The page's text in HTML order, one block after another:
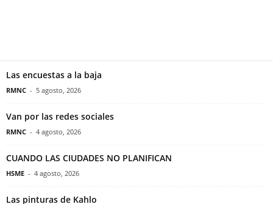
Las encuestas a la baja
RMNC - 5 agosto, 2026
Van por las redes sociales
RMNC - 4 agosto, 2026
CUANDO LAS CIUDADES NO PLANIFICAN
HSME - 4 agosto, 2026
Las pinturas de Kahlo